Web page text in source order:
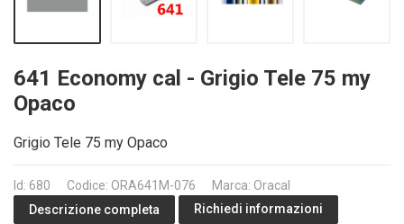
641 Economy cal - Grigio Tele 75 my
Opaco
Grigio Tele 75 my Opaco
Id: 680 Codice: ORA641M-076
Marca: Oracal
Descrizione completa
Richiedi informazioni